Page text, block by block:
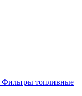
Фильтры топливные